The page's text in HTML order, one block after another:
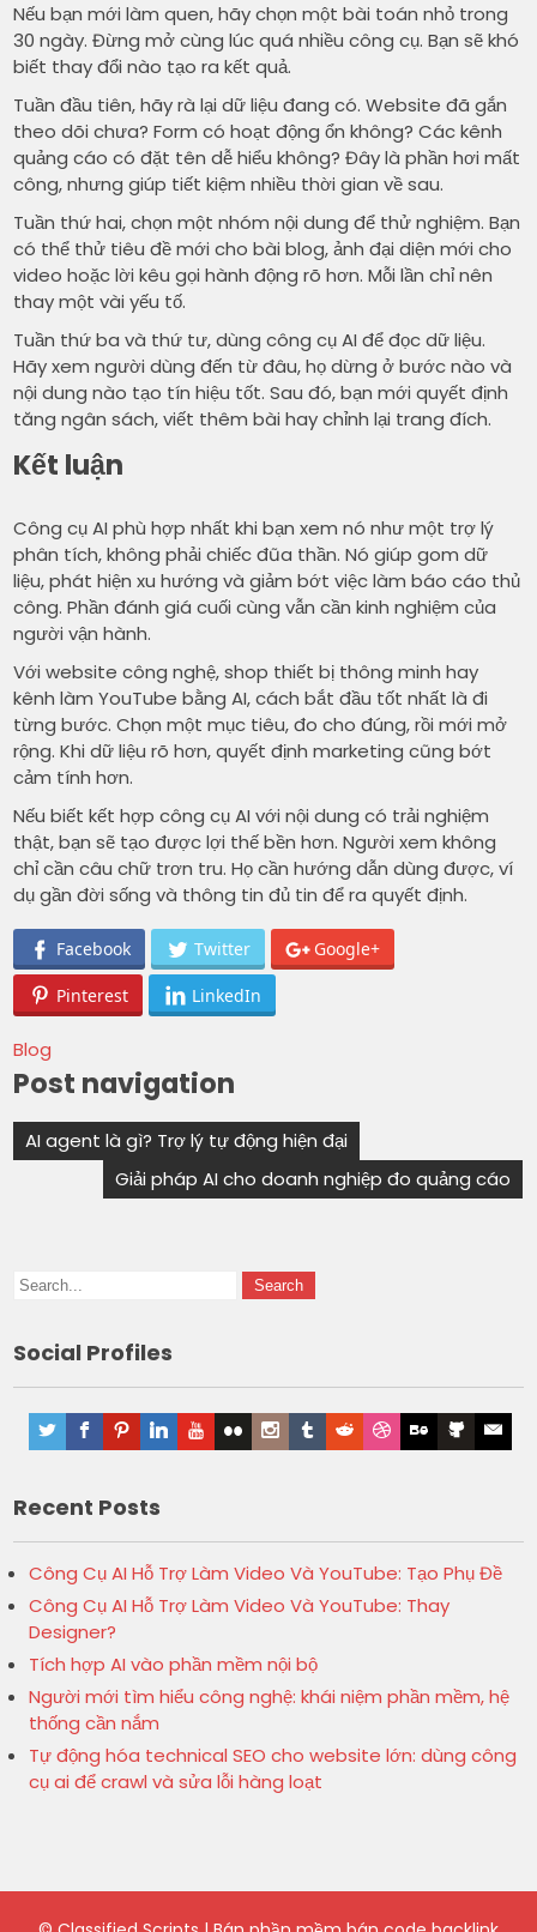
Nếu bạn mới làm quen, hãy chọn một bài toán nhỏ trong
30 ngày. Đừng mở cùng lúc quá nhiều công cụ. Bạn sẽ khó
biết thay đổi nào tạo ra kết quả.
Tuần đầu tiên, hãy rà lại dữ liệu đang có. Website đã gắn
theo dõi chưa? Form có hoạt động ổn không? Các kênh
quảng cáo có đặt tên dễ hiểu không? Đây là phần hơi mất
công, nhưng giúp tiết kiệm nhiều thời gian về sau.
Tuần thứ hai, chọn một nhóm nội dung để thử nghiệm. Bạn
có thể thử tiêu đề mới cho bài blog, ảnh đại diện mới cho
video hoặc lời kêu gọi hành động rõ hơn. Mỗi lần chỉ nên
thay một vài yếu tố.
Tuần thứ ba và thứ tư, dùng công cụ AI để đọc dữ liệu.
Hãy xem người dùng đến từ đâu, họ dừng ở bước nào và
nội dung nào tạo tín hiệu tốt. Sau đó, bạn mới quyết định
tăng ngân sách, viết thêm bài hay chỉnh lại trang đích.
Kết luận
Công cụ AI phù hợp nhất khi bạn xem nó như một trợ lý
phân tích, không phải chiếc đũa thần. Nó giúp gom dữ
liệu, phát hiện xu hướng và giảm bớt việc làm báo cáo thủ
công. Phần đánh giá cuối cùng vẫn cần kinh nghiệm của
người vận hành.
Với website công nghệ, shop thiết bị thông minh hay
kênh làm YouTube bằng AI, cách bắt đầu tốt nhất là đi
từng bước. Chọn một mục tiêu, đo cho đúng, rồi mới mở
rộng. Khi dữ liệu rõ hơn, quyết định marketing cũng bớt
cảm tính hơn.
Nếu biết kết hợp công cụ AI với nội dung có trải nghiệm
thật, bạn sẽ tạo được lợi thế bền hơn. Người xem không
chỉ cần câu chữ trơn tru. Họ cần hướng dẫn dùng được, ví
dụ gần đời sống và thông tin đủ tin để ra quyết định.
Facebook Twitter Google+
Pinterest LinkedIn
Blog
Post navigation
AI agent là gì? Trợ lý tự động hiện đại
Giải pháp AI cho doanh nghiệp đo quảng cáo
Social Profiles
Recent Posts
Công Cụ AI Hỗ Trợ Làm Video Và YouTube: Tạo Phụ Đề
Công Cụ AI Hỗ Trợ Làm Video Và YouTube: Thay
Designer?
Tích hợp AI vào phần mềm nội bộ
Người mới tìm hiểu công nghệ: khái niệm phần mềm, hệ
thống cần nắm
Tự động hóa technical SEO cho website lớn: dùng công
cụ ai để crawl và sửa lỗi hàng loạt